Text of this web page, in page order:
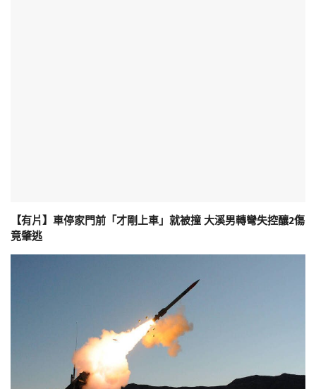
【有片】車停家門前「才剛上車」就被撞 大溪男轉彎失控釀2傷
竟肇逃